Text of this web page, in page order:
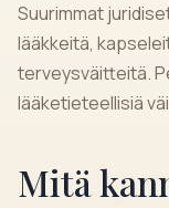
Suurimmat
lääkkeitä,
terveysväitteitä.
lääketieteellisiä
Mitä